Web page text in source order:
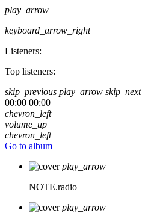
play_arrow
keyboard_arrow_right
Listeners:
Top listeners:
skip_previous play_arrow skip_next
00:00 00:00
chevron_left
volume_up
chevron_left
Go to album
play_arrow
NOTE.radio
play_arrow